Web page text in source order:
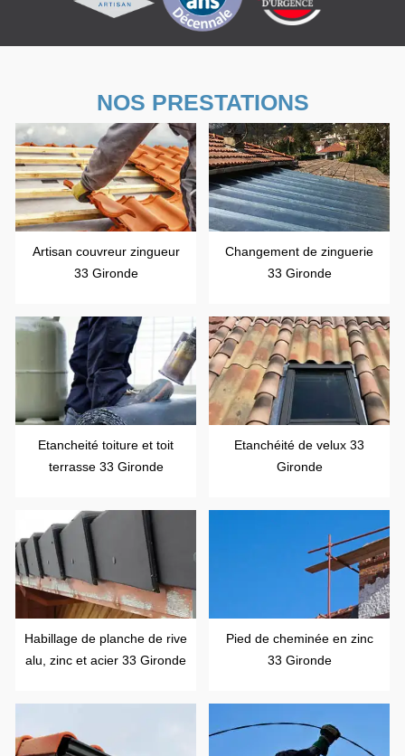
NOS PRESTATIONS
Artisan couvreur zingueur
33 Gironde
Changement de zinguerie
33 Gironde
Etancheité toiture et toit
terrasse 33 Gironde
Etanchéité de velux 33
Gironde
Habillage de planche de rive
alu, zinc et acier 33 Gironde
Pied de cheminée en zinc
33 Gironde